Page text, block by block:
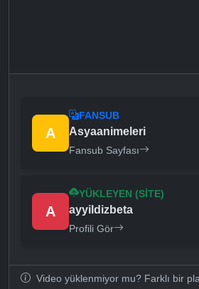
A
FANSUB
Asyaanimeleri
Fansub Sayfası
A
YÜKLEYEN (SITE)
ayyildizbeta
Profili Gör
Video yüklenmiyor mu? Farklı bir